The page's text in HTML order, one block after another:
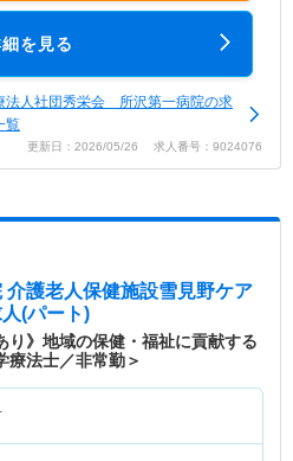
を見る
法人社団秀栄会 所沢第一病院の求
覧
更新日：2026/05/26 求人番号：9024076
護老人保健施設雪見野ケア
(パート)
り》地域の保健・福祉に貢献する
療法士／非常勤＞